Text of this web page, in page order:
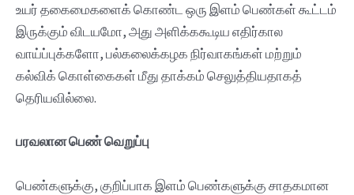
உயர் தகைமைகளைக் கொண்ட ஒரு இளம் பெண்கள் கூட்டம்
இருக்கும் விடயமோ, அது அளிக்ககூடிய எதிர்கால
வாய்ப்புக்களோ, பல்கலைக்கழக நிர்வாகங்கள் மற்றும்
கல்விக் கொள்கைகள் மீது தாக்கம் செலுத்தியதாகத்
தெரியவில்லை.
பரவலான பெண் வெறுப்பு
பெண்களுக்கு, குறிப்பாக இளம் பெண்களுக்கு சாதகமான